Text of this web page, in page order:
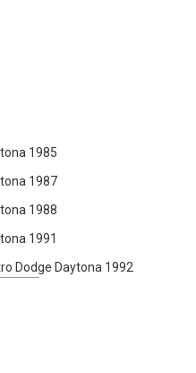
1985
1987
1988
1991
Dodge Daytona 1992